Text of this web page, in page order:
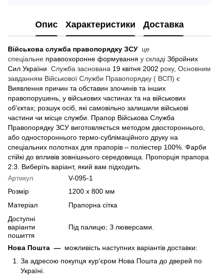
Опис Характеристики Доставка
Військова служба правопорядку ЗСУ це
спеціальне правоохоронне формування у складі Збройних
Сил України Служба заснована 19 квітня 2002 року, Основним
завданням Військової Служби Правопорядку ( ВСП) є
Виявлення причин та обставин злочинів та інших
правопорушень, у військових частинах та на військових
об'єктах; розшук осіб, які самовільно залишили військові
частини чи місце служби. Прапор Військова Служба
Правопорядку ЗСУ виготовляється методом двостороннього,
або одностороннього термо-сублімаційного друку на
спеціальних полотнах для прапорів – поліестер 100%. Фарби
стійкі до впливів зовнішнього середовища. Пропорція прапора
2:3. Виберіть варіант, який вам підходить.
Артикул
V-095-1
Розмір
1200 х 800 мм
Матеріал
Прапорна сітка
Доступні
варіанти
пошиття
Під палицю; З люверсами.
Нова Пошта — можливість наступних варіантів доставки:
За адресою покупця кур'єром Нова Пошта до дверей по
Україні.